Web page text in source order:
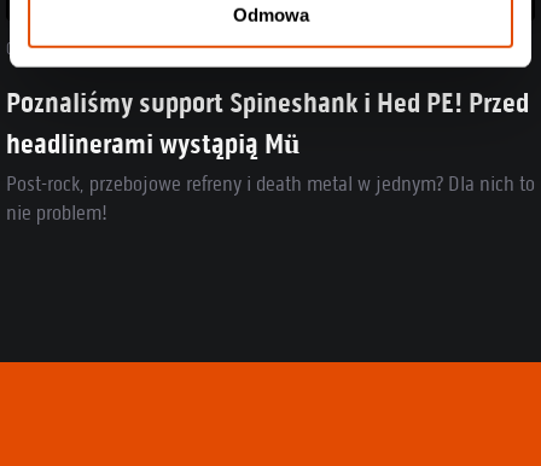
Odmowa
05.08.2026
Poznaliśmy support Spineshank i Hed PE! Przed
headlinerami wystąpią Mü
Post-rock, przebojowe refreny i death metal w jednym? Dla nich to
nie problem!